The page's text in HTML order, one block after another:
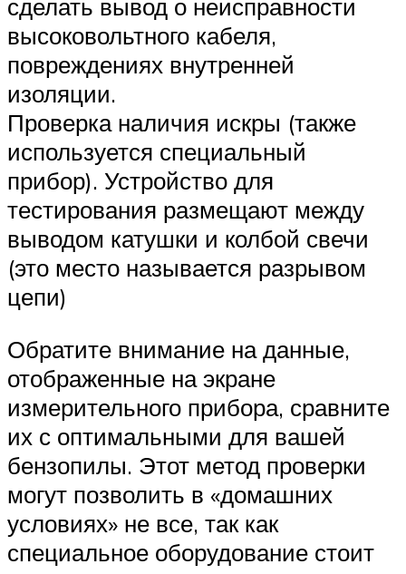
сделать вывод о неисправности
высоковольтного кабеля,
повреждениях внутренней
изоляции.
Проверка наличия искры (также
используется специальный
прибор). Устройство для
тестирования размещают между
выводом катушки и колбой свечи
(это место называется разрывом
цепи)
Обратите внимание на данные,
отображенные на экране
измерительного прибора, сравните
их с оптимальными для вашей
бензопилы. Этот метод проверки
могут позволить в «домашних
условиях» не все, так как
специальное оборудование стоит